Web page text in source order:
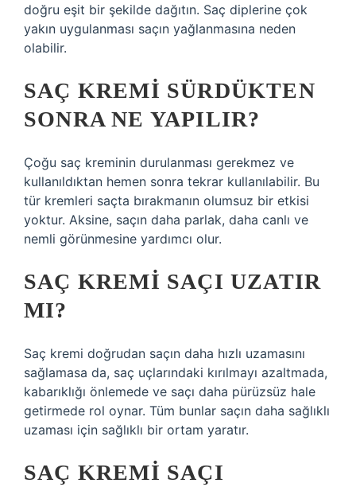
doğru eşit bir şekilde dağıtın. Saç diplerine çok
yakın uygulanması saçın yağlanmasına neden
olabilir.
SAÇ KREMI SÜRDÜKTEN
SONRA NE YAPILIR?
Çoğu saç kreminin durulanması gerekmez ve
kullanıldıktan hemen sonra tekrar kullanılabilir. Bu
tür kremleri saçta bırakmanın olumsuz bir etkisi
yoktur. Aksine, saçın daha parlak, daha canlı ve
nemli görünmesine yardımcı olur.
SAÇ KREMI SAÇI UZATIR
MI?
Saç kremi doğrudan saçın daha hızlı uzamasını
sağlamasa da, saç uçlarındaki kırılmayı azaltmada,
kabarıklığı önlemede ve saçı daha pürüzsüz hale
getirmede rol oynar. Tüm bunlar saçın daha sağlıklı
uzaması için sağlıklı bir ortam yaratır.
SAÇ KREMI SAÇI